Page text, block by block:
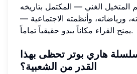
المتخيل الغني — المكتمل بتاريخه
ورياضاته، وأنظمته الاجتماعية —
يمنح القراء مكاناً يبدو حقيقياً تماماً.
هاري بوتر تحظى بهذا
القدر من الشعبية؟